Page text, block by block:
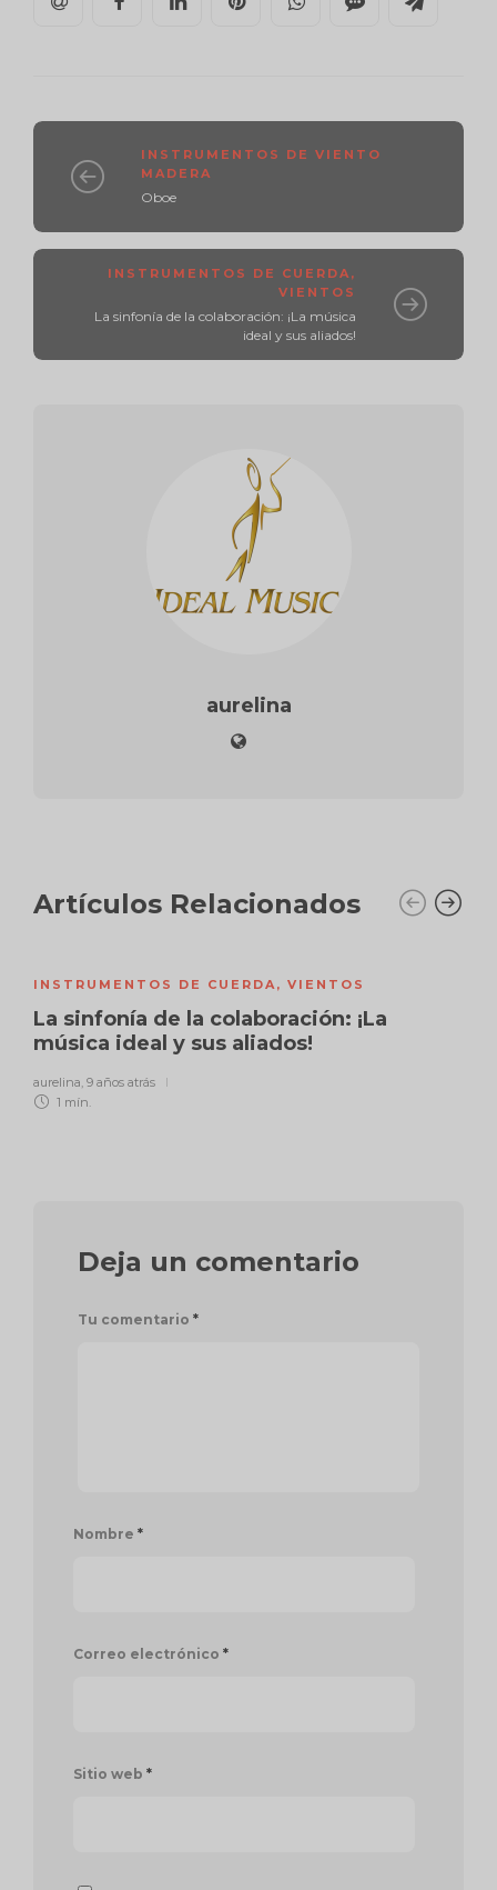
INSTRUMENTOS DE VIENTO
MADERA
Oboe
INSTRUMENTOS DE CUERDA,
VIENTOS
La sinfonía de la colaboración: ¡La música
ideal y sus aliados!
aurelina
Artículos Relacionados
INSTRUMENTOS DE CUERDA, VIENTOS
La sinfonía de la colaboración: ¡La
música ideal y sus aliados!
aurelina, 9 años atrás
1 mín.
Deja un comentario
Tu comentario *
Nombre *
Correo electrónico *
Sitio web *